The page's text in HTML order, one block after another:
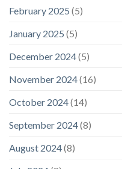
February 2025 (5)
January 2025 (5)
December 2024(5)
November 2024(16)
October 2024(14)
September 2024(8)
August 2024(8)